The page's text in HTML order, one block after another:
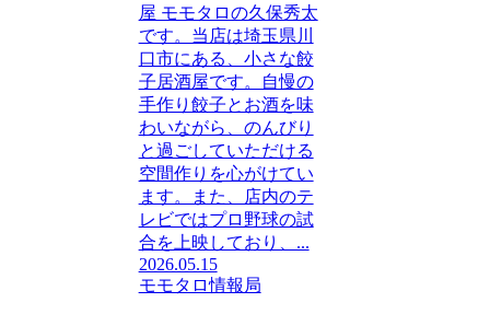
屋 モモタロの久保秀太
です。当店は埼玉県川
口市にある、小さな餃
子居酒屋です。自慢の
手作り餃子とお酒を味
わいながら、のんびり
と過ごしていただける
空間作りを心がけてい
ます。また、店内のテ
レビではプロ野球の試
合を上映しており、...
2026.05.15
モモタロ情報局